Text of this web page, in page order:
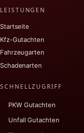
LEISTUNGEN
Startseite
Kfz-Gutachten
Fahrzeugarten
Schadenarten
SCHNELLZUGRIFF
PKW Gutachten
Unfall Gutachten